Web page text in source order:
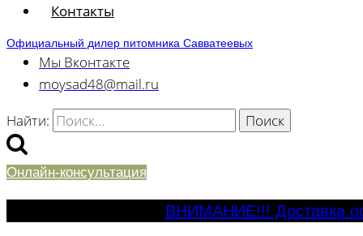
Контакты
Официальный дилер питомника Савватеевых
Мы Вконтакте
moysad48@mail.ru
Найти:
Онлайн-консультация
ВНИМАНИЕ!!! Доставка